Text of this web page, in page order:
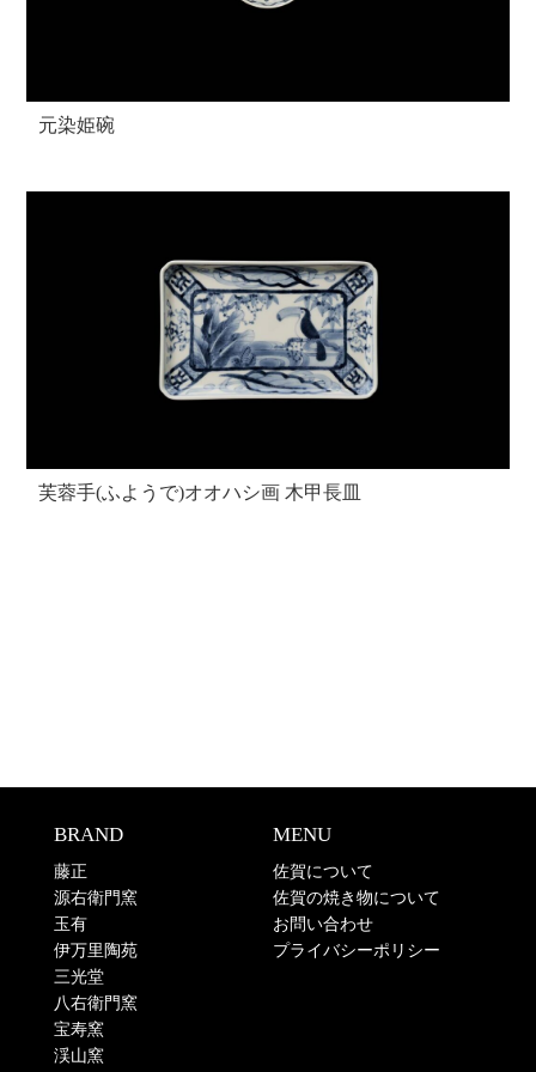
元染姫碗
芙蓉手(ふようで)オオハシ画 木甲長皿
BRAND
藤正
源右衛門窯
玉有
伊万里陶苑
三光堂
八右衛門窯
宝寿窯
渓山窯
MENU
佐賀について
佐賀の焼き物について
お問い合わせ
プライバシーポリシー